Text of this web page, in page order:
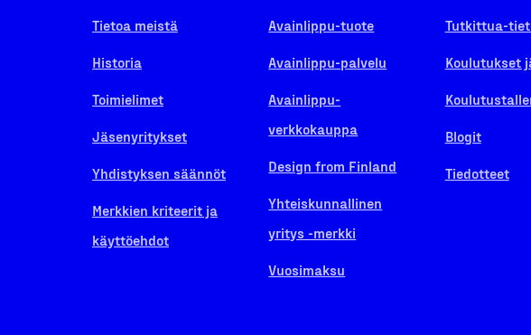
Tietoa meistä
Historia
Toimielimet
Jäsenyritykset
Yhdistyksen säännöt
Merkkien kriteerit ja
käyttöehdot
Avainlippu-tuote
Avainlippu-palvelu
Avainlippu-
verkkokauppa
Design from Finland
Yhteiskunnallinen
yritys -merkki
Vuosimaksu
Tutkittua-
Koulutukset
Blogit
Tiedotteet